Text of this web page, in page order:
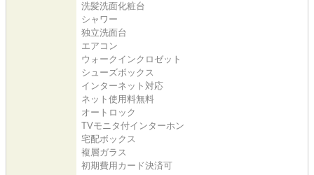
洗髪洗面化粧台
シャワー
独立洗面台
エアコン
ウォークインクロゼット
シューズボックス
インターネット対応
ネット使用料無料
オートロック
TVモニタ付インターホン
宅配ボックス
複層ガラス
初期費用カード決済可